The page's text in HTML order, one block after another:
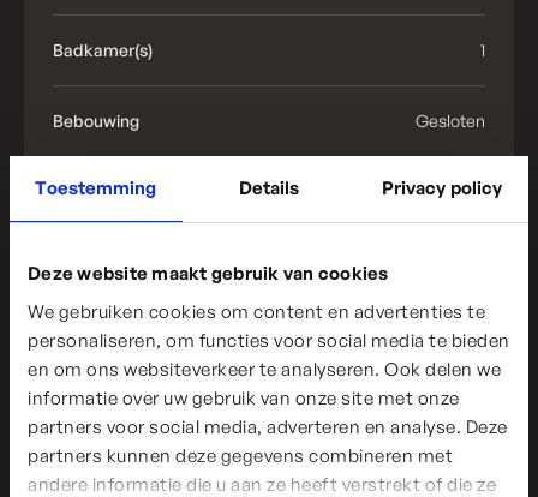
Toestemming Details Privacy policy
Deze website maakt gebruik van cookies
We gebruiken cookies om content en advertenties te
personaliseren, om functies voor social media te bieden
en om ons websiteverkeer te analyseren. Ook delen we
informatie over uw gebruik van onze site met onze
partners voor social media, adverteren en analyse. Deze
partners kunnen deze gegevens combineren met
andere informatie die u aan ze heeft verstrekt of die ze
Badkamer(s) 1
Bebouwing Gesloten
Renovatieplicht
Beschikbaarheid
Je bent te laat!
Helaas is dit prachtig gerenoveerde herenhuis in
het centrum van Tongeren al verhuurd!